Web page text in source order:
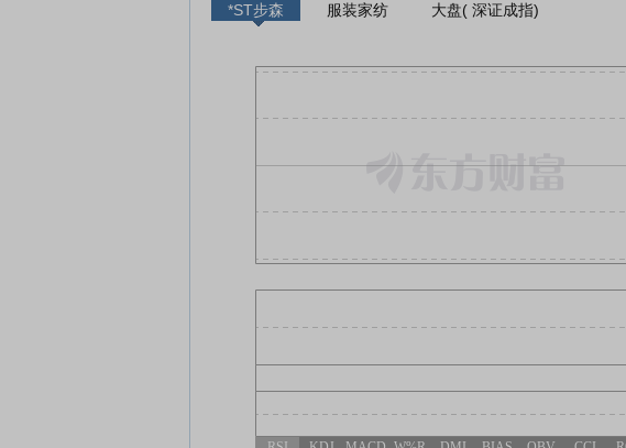
*ST步森 服装家纺 大盘( 深证成指)